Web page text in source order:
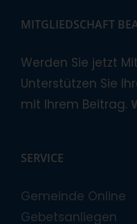
MITGLIEDSCHAFT
Werden Sie jetzt
Unterstützen Sie
mit Ihrem Beitrag.
SERVICE
Gemeinde Online
Gebetsanliegen